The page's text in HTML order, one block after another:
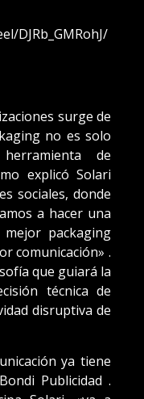
DJRb_GMRohJ/
surge de
no es solo
de
explicó Solari
sociales, donde
a hacer una
packaging
comunicación» .
que guiará la
técnica de
disruptiva de
ya tiene
Publicidad .